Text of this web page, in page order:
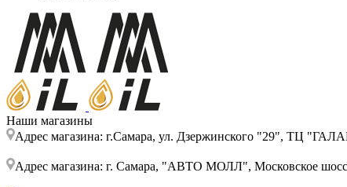
Наши магазины
Адрес магазина: г.Самара, ул. Дзержинского "29", ТЦ
Адрес магазина: г. Самара, "АВТО МОЛЛ", Московское